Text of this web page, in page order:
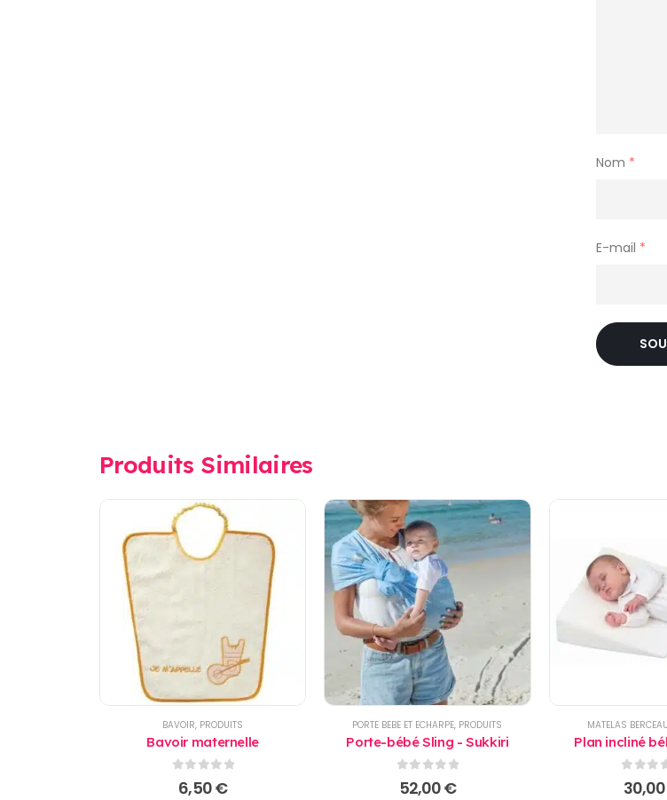
Nom *
E-mail *
Produits Similaires
BAVOIR, PRODUITS
Bavoir maternelle
sur 5
6,50€
PORTE BEBE ET ECHARPE, PRODUITS
Porte-bébé Sling - Sukkiri
0sur 5
52,00€
MATELAS
Plan incliné
0sur 5
30,00